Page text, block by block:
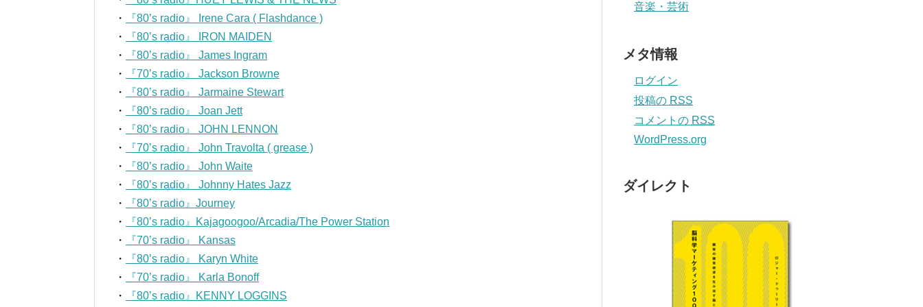
・
『80’s radio』 Irene Cara ( Flashdance )
・
『80’s radio』 IRON MAIDEN
・
『80’s radio』 James Ingram
・
『70’s radio』 Jackson Browne
・
『80’s radio』 Jarmaine Stewart
・
『80’s radio』 Joan Jett
・
『80’s radio』 JOHN LENNON
・
『70’s radio』 John Travolta ( grease )
・
『80’s radio』 John Waite
・
『80’s radio』 Johnny Hates Jazz
・
『80’s radio』Journey
・
『80’s radio』Kajagoogoo/Arcadia/The Power Station
・
『70’s radio』 Kansas
・
『80’s radio』 Karyn White
・
『70’s radio』 Karla Bonoff
・
『80’s radio』KENNY LOGGINS
音楽・芸術
メタ情報
ログイン
投稿の RSS
コメントの RSS
WordPress.org
ダイレクト